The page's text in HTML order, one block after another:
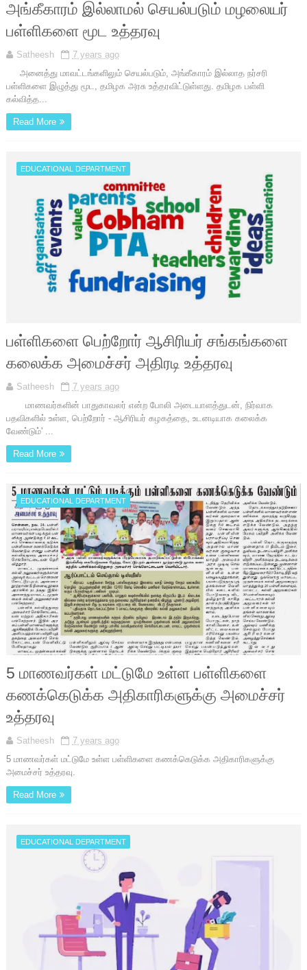
அங்கீகாரம் இல்லாமல் செயல்படும் மழலையர்
பள்ளிகளை மூட உத்தரவு
Satheesh
7 years ago
அனைத்து மாவட்டங்களிலும் செயல்படும், அங்கீகாரம் இல்லாத நர்சரி
பள்ளிகளை இழுத்து மூட, தமிழக அரசு உத்தரவிட்டுள்ளது. தமிழக பள்ளி
கல்வித்த...
Read More
EDUCATIONAL DEPARTMENT
பள்ளிகளை பெற்றோர் ஆசிரியர் சங்கங்களை
கலைக்க அமைச்சர் அதிரடி உத்தரவு
Satheesh
7 years ago
மாணவர்களின் பாதுகாவலர் என்ற போலி அடையாளத்துடன், நிர்வாக
பதவிகளில் உள்ள, பெற்றோர் - ஆசிரியர் கழகத்தை, உடனடியாக கலைக்க
வேண்டும்' ...
Read More
EDUCATIONAL DEPARTMENT
5 மாணவர்கள் மட்டுமே உள்ள பள்ளிகளை
கணக்கெடுக்க அதிகாரிகளுக்கு அமைச்சர்
உத்தரவு
Satheesh
7 years ago
5 மாணவர்கள் மட்டுமே உள்ள பள்ளிகளை கணக்கெடுக்க அதிகாரிகளுக்கு
அமைச்சர் உத்தரவு.
Read More
EDUCATIONAL DEPARTMENT